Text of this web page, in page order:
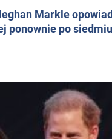
Markle
ponownie po